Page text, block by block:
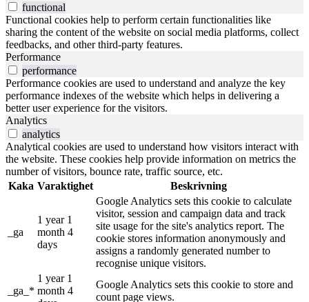
functional
Functional cookies help to perform certain functionalities like
sharing the content of the website on social media platforms, collect
feedbacks, and other third-party features.
Performance
performance
Performance cookies are used to understand and analyze the key
performance indexes of the website which helps in delivering a
better user experience for the visitors.
Analytics
analytics
Analytical cookies are used to understand how visitors interact with
the website. These cookies help provide information on metrics the
number of visitors, bounce rate, traffic source, etc.
Kaka Varaktighet Beskrivning
_ga
1 year 1
month 4
days
Google Analytics sets this cookie to calculate
visitor, session and campaign data and track
site usage for the site's analytics report. The
cookie stores information anonymously and
assigns a randomly generated number to
recognise unique visitors.
_ga_*
1 year 1
month 4
Google Analytics sets this cookie to store and
count page views.